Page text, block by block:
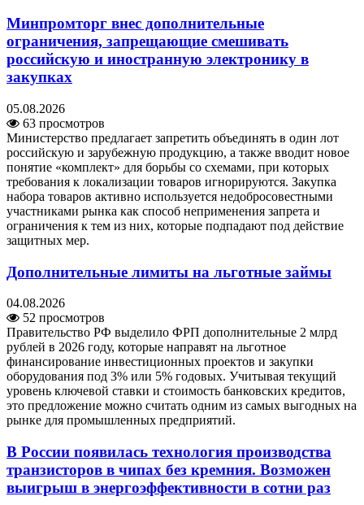
Минпромторг внес дополнительные
ограничения, запрещающие смешивать
российскую и иностранную электронику в
закупках
05.08.2026
63 просмотров
Министерство предлагает запретить объединять в один лот
российскую и зарубежную продукцию, а также вводит новое
понятие «комплект» для борьбы со схемами, при которых
требования к локализации товаров игнорируются. Закупка
набора товаров активно используется недобросовестными
участниками рынка как способ неприменения запрета и
ограничения к тем из них, которые подпадают под действие
защитных мер.
Дополнительные лимиты на льготные займы
04.08.2026
52 просмотров
Правительство РФ выделило ФРП дополнительные 2 млрд
рублей в 2026 году, которые направят на льготное
финансирование инвестиционных проектов и закупки
оборудования под 3% или 5% годовых. Учитывая текущий
уровень ключевой ставки и стоимость банковских кредитов,
это предложение можно считать одним из самых выгодных на
рынке для промышленных предприятий.
В России появилась технология производства
транзисторов в чипах без кремния. Возможен
выигрыш в энергоэффективности в сотни раз